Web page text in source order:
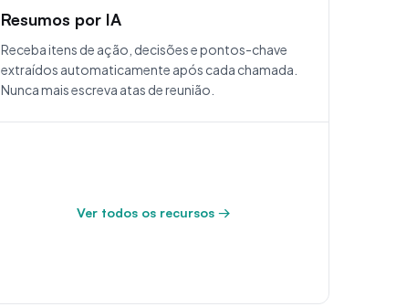
Resumos por IA
Receba itens de ação, decisões e pontos-chave
extraídos automaticamente após cada chamada.
Nunca mais escreva atas de reunião.
Ver todos os recursos →